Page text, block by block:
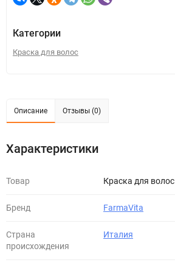
Категории
Краска для волос
Описание Отзывы (0)
Характеристики
Товар Краска для волос
Бренд FarmaVita
Страна
происхождения
Италия